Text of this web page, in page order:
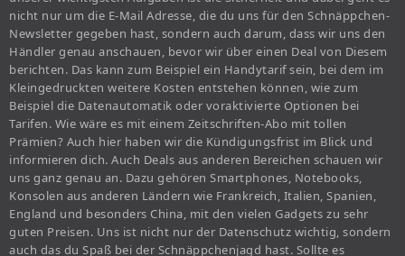
nicht nur um die E-Mail Adresse, die du uns für den Schnäppchen-
Newsletter gegeben hast, sondern auch darum, dass wir uns den
Händler genau anschauen, bevor wir über einen Deal von Diesem
berichten. Das kann zum Beispiel ein Handytarif sein, bei dem im
Kleingedruckten weitere Kosten entstehen können, wie zum
Beispiel die Datenautomatik oder voraktivierte Optionen bei
Tarifen. Wie wäre es mit einem Zeitschriften-Abo mit tollen
Prämien? Auch hier haben wir die Kündigungsfrist im Blick und
informieren dich. Auch Deals aus anderen Bereichen schauen wir
uns ganz genau an. Dazu gehören Smartphones, Notebooks,
Konsolen aus anderen Ländern wie Frankreich, Italien, Spanien,
England und besonders China, mit den vielen Gadgets zu sehr
guten Preisen. Uns ist nicht nur der Datenschutz wichtig, sondern
auch das du Spaß bei der Schnäppchenjagd hast. Sollte es